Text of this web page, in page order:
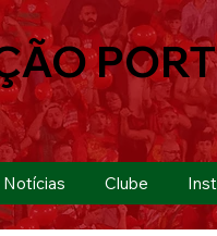
Notícias Clube